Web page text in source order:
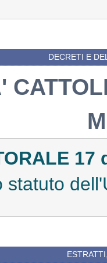
DECRETI E
17
statuto